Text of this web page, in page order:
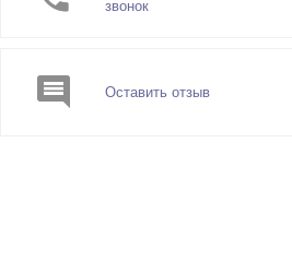
звонок
Оставить отзыв